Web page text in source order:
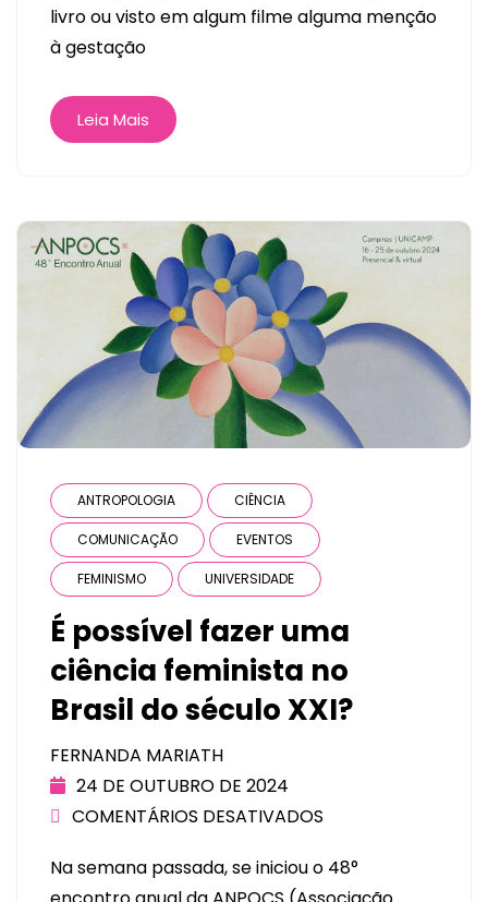
livro ou visto em algum filme alguma menção
à gestação
Leia Mais
ANTROPOLOGIA CIÊNCIA
COMUNICAÇÃO EVENTOS
FEMINISMO UNIVERSIDADE
É possível fazer uma
ciência feminista no
Brasil do século XXI?
FERNANDA MARIATH
24 DE OUTUBRO DE 2024
COMENTÁRIOS DESATIVADOS
Na semana passada, se iniciou o 48°